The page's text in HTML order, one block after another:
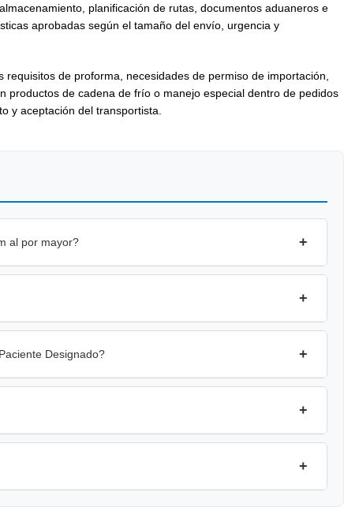
planificación de rutas, documentos aduaneros e
aprobadas según el tamaño del envío, urgencia y
de proforma, necesidades de permiso de importación,
productos de cadena de frío o manejo especial dentro de pedidos
y aceptación del transportista.
al por mayor? +
+
Designado? +
+
+